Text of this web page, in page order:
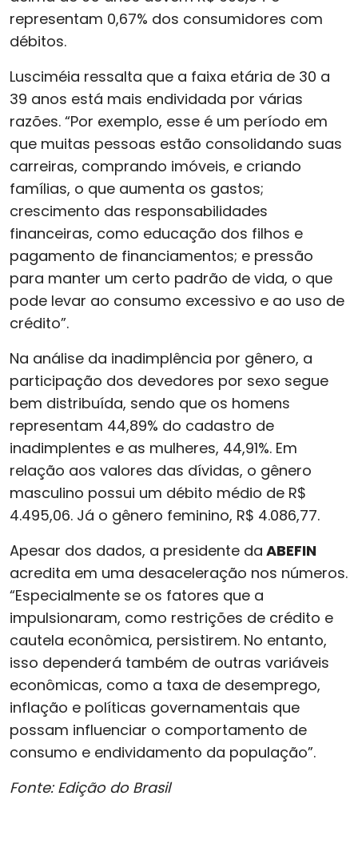
representam 0,67% dos consumidores com
débitos.
Lusciméia ressalta que a faixa etária de 30 a
39 anos está mais endividada por várias
razões. “Por exemplo, esse é um período em
que muitas pessoas estão consolidando suas
carreiras, comprando imóveis, e criando
famílias, o que aumenta os gastos;
crescimento das responsabilidades
financeiras, como educação dos filhos e
pagamento de financiamentos; e pressão
para manter um certo padrão de vida, o que
pode levar ao consumo excessivo e ao uso de
crédito”.
Na análise da inadimplência por gênero, a
participação dos devedores por sexo segue
bem distribuída, sendo que os homens
representam 44,89% do cadastro de
inadimplentes e as mulheres, 44,91%. Em
relação aos valores das dívidas, o gênero
masculino possui um débito médio de R$
4.495,06. Já o gênero feminino, R$ 4.086,77.
Apesar dos dados, a presidente da ABEFIN
acredita em uma desaceleração nos números.
“Especialmente se os fatores que a
impulsionaram, como restrições de crédito e
cautela econômica, persistirem. No entanto,
isso dependerá também de outras variáveis
econômicas, como a taxa de desemprego,
inflação e políticas governamentais que
possam influenciar o comportamento de
consumo e endividamento da população”.
Fonte: Edição do Brasil